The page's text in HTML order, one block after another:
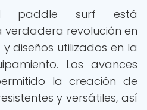
paddle surf está
revolución en
diseños utilizados en la
Los avances
la creación de
y versátiles, así